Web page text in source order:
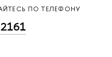
ПО ТЕЛЕФОНУ